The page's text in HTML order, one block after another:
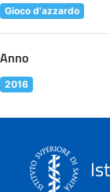
Gioco d'azzardo
Anno
2016